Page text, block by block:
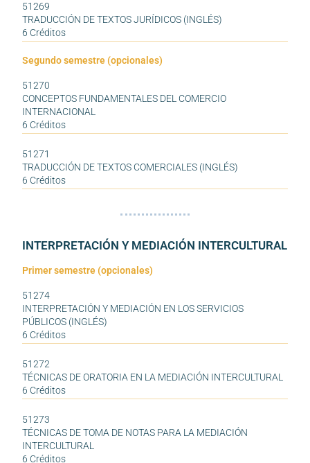
51269
TRADUCCIÓN DE TEXTOS JURÍDICOS (INGLÉS)
6 Créditos
Segundo semestre (opcionales)
51270
CONCEPTOS FUNDAMENTALES DEL COMERCIO
INTERNACIONAL
6 Créditos
51271
TRADUCCIÓN DE TEXTOS COMERCIALES (INGLÉS)
6 Créditos
INTERPRETACIÓN Y MEDIACIÓN INTERCULTURAL
Primer semestre (opcionales)
51274
INTERPRETACIÓN Y MEDIACIÓN EN LOS SERVICIOS
PÚBLICOS (INGLÉS)
6 Créditos
51272
TÉCNICAS DE ORATORIA EN LA MEDIACIÓN INTERCULTURAL
6 Créditos
51273
TÉCNICAS DE TOMA DE NOTAS PARA LA MEDIACIÓN
INTERCULTURAL
6 Créditos